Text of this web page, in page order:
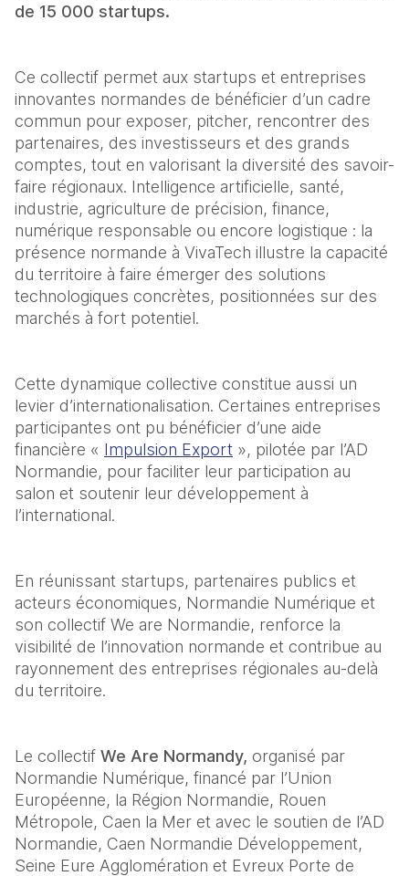
de 15 000 startups.
Ce collectif permet aux startups et entreprises
innovantes normandes de bénéficier d’un cadre
commun pour exposer, pitcher, rencontrer des
partenaires, des investisseurs et des grands
comptes, tout en valorisant la diversité des savoir-
faire régionaux. Intelligence artificielle, santé,
industrie, agriculture de précision, finance,
numérique responsable ou encore logistique : la
présence normande à VivaTech illustre la capacité
du territoire à faire émerger des solutions
technologiques concrètes, positionnées sur des
marchés à fort potentiel.
Cette dynamique collective constitue aussi un
levier d’internationalisation. Certaines entreprises
participantes ont pu bénéficier d’une aide
financière « Impulsion Export », pilotée par l’AD
Normandie, pour faciliter leur participation au
salon et soutenir leur développement à
l’international.
En réunissant startups, partenaires publics et
acteurs économiques, Normandie Numérique et
son collectif We are Normandie, renforce la
visibilité de l’innovation normande et contribue au
rayonnement des entreprises régionales au-delà
du territoire.
Le collectif We Are Normandy, organisé par
Normandie Numérique, financé par l’Union
Européenne, la Région Normandie, Rouen
Métropole, Caen la Mer et avec le soutien de l’AD
Normandie, Caen Normandie Développement,
Seine Eure Agglomération et Evreux Porte de